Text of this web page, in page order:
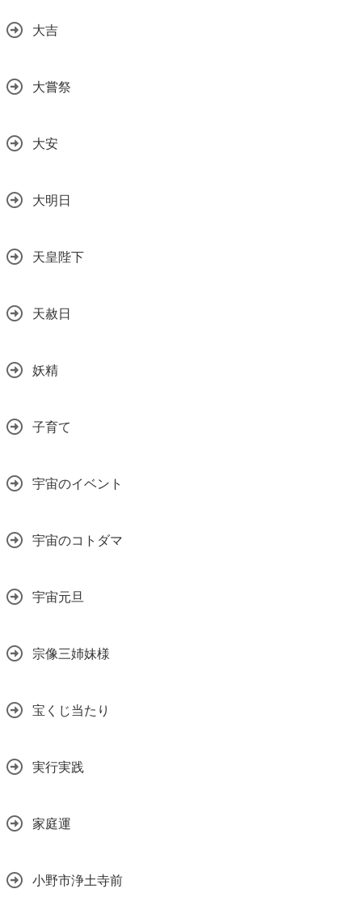
大吉
大嘗祭
大安
大明日
天皇陛下
天赦日
妖精
子育て
宇宙のイベント
宇宙のコトダマ
宇宙元旦
宗像三姉妹様
宝くじ当たり
実行実践
家庭運
小野市浄土寺前